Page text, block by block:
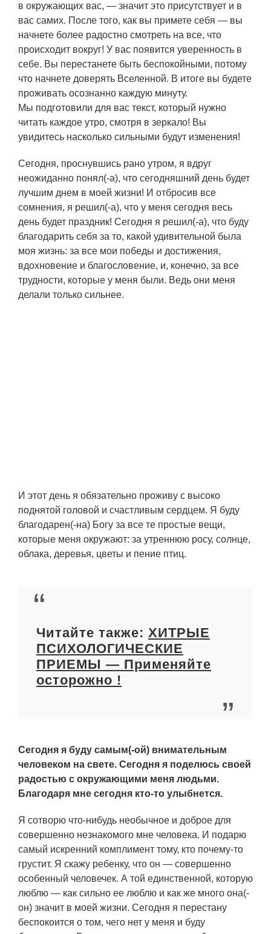
в окружающих вас, — значит это присутствует и в
вас самих. После того, как вы примете себя — вы
начнете более радостно смотреть на все, что
происходит вокруг! У вас появится уверенность в
себе. Вы перестанете быть беспокойными, потому
что начнете доверять Вселенной. В итоге вы будете
проживать осознанно каждую минуту.
Мы подготовили для вас текст, который нужно
читать каждое утро, смотря в зеркало! Вы
увидитесь насколько сильными будут изменения!
Сегодня, проснувшись рано утром, я вдруг
неожиданно понял(-а), что сегодняшний день будет
лучшим днем в моей жизни! И отбросив все
сомнения, я решил(-а), что у меня сегодня весь
день будет праздник! Сегодня я решил(-а), что буду
благодарить себя за то, какой удивительной была
моя жизнь: за все мои победы и достижения,
вдохновение и благословение, и, конечно, за все
трудности, которые у меня были. Ведь они меня
делали только сильнее.
И этот день я обязательно проживу с высоко
поднятой головой и счастливым сердцем. Я буду
благодарен(-на) Богу за все те простые вещи,
которые меня окружают: за утреннюю росу, солнце,
облака, деревья, цветы и пение птиц.
Читайте также: ХИТРЫЕ
ПСИХОЛОГИЧЕСКИЕ
ПРИЕМЫ — Применяйте
осторожно !
Сегодня я буду самым(-ой) внимательным
человеком на свете. Сегодня я поделюсь своей
радостью с окружающими меня людьми.
Благодаря мне сегодня кто-то улыбнется.
Я сотворю что-нибудь необычное и доброе для
совершенно незнакомого мне человека. И подарю
самый искренний комплимент тому, кто почему-то
грустит. Я скажу ребенку, что он — совершенно
особенный человечек. А той единственной, которую
люблю — как сильно ее люблю и как же много она(-
он) значит в моей жизни. Сегодня я перестану
беспокоится о том, чего нет у меня и буду